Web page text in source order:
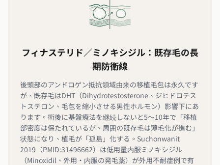
フィナステリド／ミノキシジル：既存毛の長
期防衛線
後頭部のアンドロゲン抵抗領域由来の移植毛包は永久です
が、既存毛はDHT（Dihydrotestosterone、ジヒドロテス
トステロン、毛包を縮小させる男性ホルモン）影響下にあ
ります。術後に基盤療法を継続しないと5〜10年で「移植
部密度は保たれているが、周囲の既存毛は薄毛化が進む」
状態になり、植毛が「孤島」化する。Suchonwanit
2019（PMID:31496662）は低用量内服ミノキシジル
（Minoxidil、外用・内服の発毛薬）が外用不耐症例で有